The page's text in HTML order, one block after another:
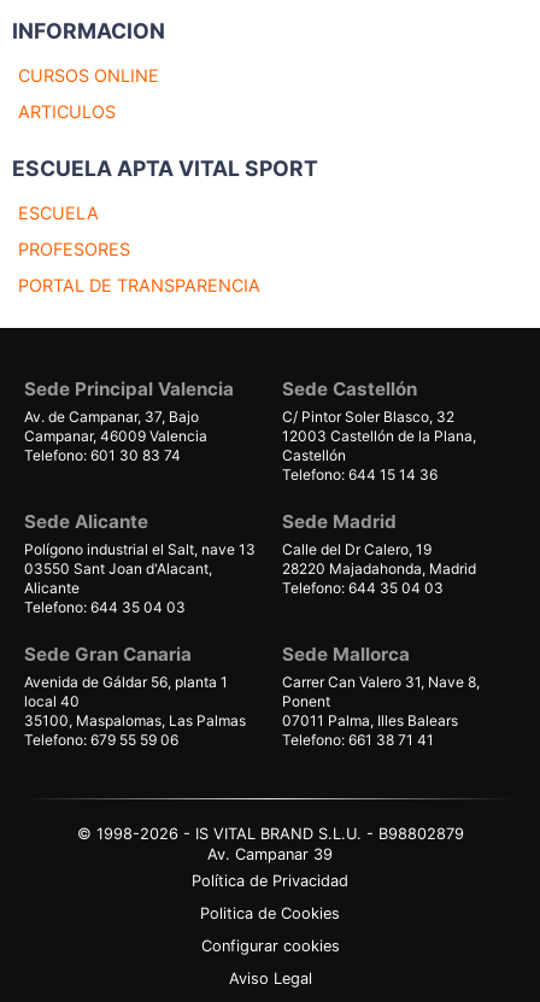
INFORMACION
CURSOS ONLINE
ARTICULOS
ESCUELA APTA VITAL SPORT
ESCUELA
PROFESORES
PORTAL DE TRANSPARENCIA
Sede Principal Valencia
Av. de Campanar, 37, Bajo
Campanar, 46009 Valencia
Telefono: 601 30 83 74
Sede Castellón
C/ Pintor Soler Blasco, 32
12003 Castellón de la Plana,
Castellón
Telefono: 644 15 14 36
Sede Alicante
Polígono industrial el Salt, nave 13
03550 Sant Joan d'Alacant,
Alicante
Telefono: 644 35 04 03
Sede Madrid
Calle del Dr Calero, 19
28220 Majadahonda, Madrid
Telefono: 644 35 04 03
Sede Gran Canaria
Avenida de Gáldar 56, planta 1
local 40
35100, Maspalomas, Las Palmas
Telefono: 679 55 59 06
Sede Mallorca
Carrer Can Valero 31, Nave 8,
Ponent
07011 Palma, Illes Balears
Telefono: 661 38 71 41
© 1998-2026 - IS VITAL BRAND S.L.U. - B98802879
Av. Campanar 39
Política de Privacidad
Politica de Cookies
Configurar cookies
Aviso Legal